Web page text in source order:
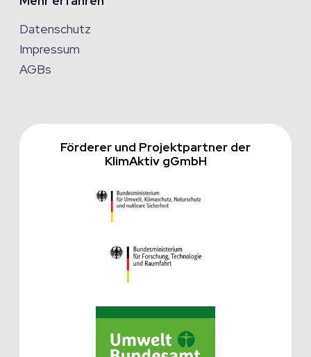
Datenschutz
Impressum
AGBs
Förderer und Projektpartner der
KlimAktiv gGmbH